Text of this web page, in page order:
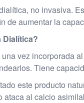
no invasiva.
de aumentar la
Dialítica?
vez incorporada
Tiene
este producto
ataca al calcio